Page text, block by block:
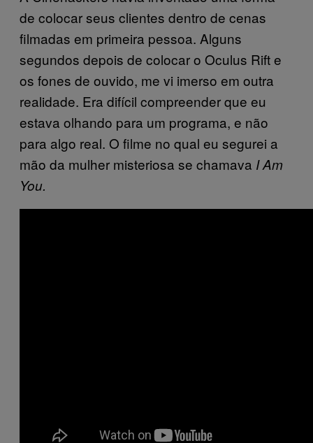
de colocar seus clientes dentro de cenas
filmadas em primeira pessoa. Alguns
segundos depois de colocar o Oculus Rift e
os fones de ouvido, me vi imerso em outra
realidade. Era difícil compreender que eu
estava olhando para um programa, e não
para algo real. O filme no qual eu segurei a
mão da mulher misteriosa se chamava I Am
You.